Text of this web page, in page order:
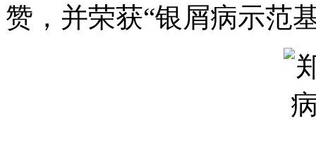
赞，并荣获“银屑病示范